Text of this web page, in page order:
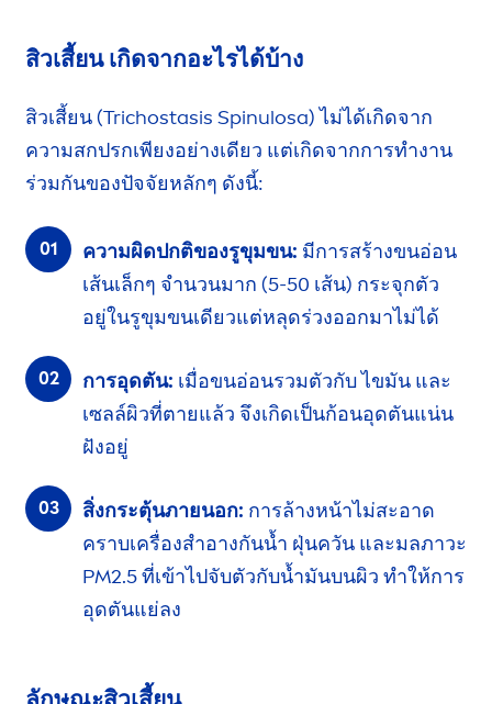
สิวเสี้ยน เกิดจากอะไรได้บ้าง
สิวเสี้ยน (Trichostasis Spinulosa) ไม่ได้เกิดจาก
ความสกปรกเพียงอย่างเดียว แต่เกิดจากการทำงาน
ร่วมกันของปัจจัยหลักๆ ดังนี้:
ความผิดปกติของรูขุมขน: มีการสร้างขนอ่อน
เส้นเล็กๆ จำนวนมาก (5-50 เส้น) กระจุกตัว
อยู่ในรูขุมขนเดียวแต่หลุดร่วงออกมาไม่ได้
การอุดตัน: เมื่อขนอ่อนรวมตัวกับไขมัน และ
เซลล์ผิวที่ตายแล้ว จึงเกิดเป็นก้อนอุดตันแน่น
ฝังอยู่
สิ่งกระตุ้นภายนอก: การล้างหน้าไม่สะอาด
คราบเครื่องสำอางกันน้ำ ฝุ่นควัน และมลภาวะ
PM2.5ที่เข้าไปจับตัวกับน้ำมันบนผิว ทำให้การ
อุดตันแย่ลง